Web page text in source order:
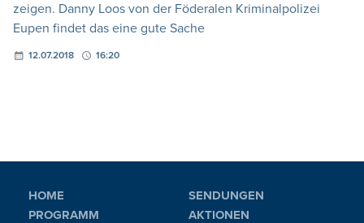
zeigen. Danny Loos von der Föderalen Kriminalpolizei
Eupen findet das eine gute Sache
12.07.2018 16:20
HOME
PROGRAMM
SENDUNGEN
AKTIONEN